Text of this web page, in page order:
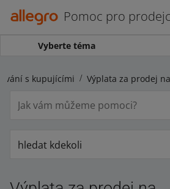
Pomoc pro
Vyberte téma
s kupujícími
hledat kdekoli